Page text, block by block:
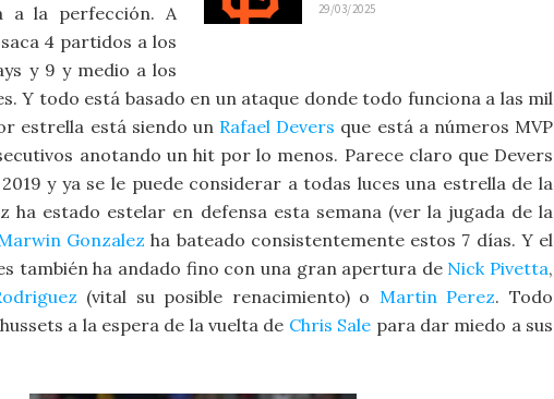
29/03/2025
a la perfección. A
4 partidos a los
y 9 y medio a los
Y todo está basado en un ataque donde todo funciona a las mil
estrella está siendo un Rafael Devers que está a números MVP
anotando un hit por lo menos. Parece claro que Devers
y ya se le puede considerar a todas luces una estrella de la
ha estado estelar en defensa esta semana (ver la jugada de la
Gonzalez ha bateado consistentemente estos 7 días. Y el
también ha andado fino con una gran apertura de Nick Pivetta,
(vital su posible renacimiento) o Martin Perez. Todo
a la espera de la vuelta de Chris Sale para dar miedo a sus